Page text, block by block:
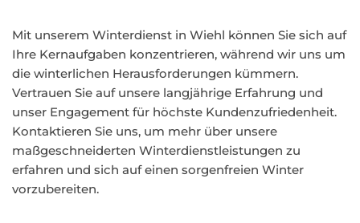
Mit unserem Winterdienst in Wiehl können Sie sich auf
Ihre Kernaufgaben konzentrieren, während wir uns um
die winterlichen Herausforderungen kümmern.
Vertrauen Sie auf unsere langjährige Erfahrung und
unser Engagement für höchste Kundenzufriedenheit.
Kontaktieren Sie uns, um mehr über unsere
maßgeschneiderten Winterdienstleistungen zu
erfahren und sich auf einen sorgenfreien Winter
vorzubereiten.